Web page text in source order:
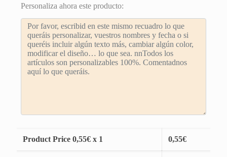
Personaliza ahora este producto:
Product Price 0,55€ x 1 0,55€